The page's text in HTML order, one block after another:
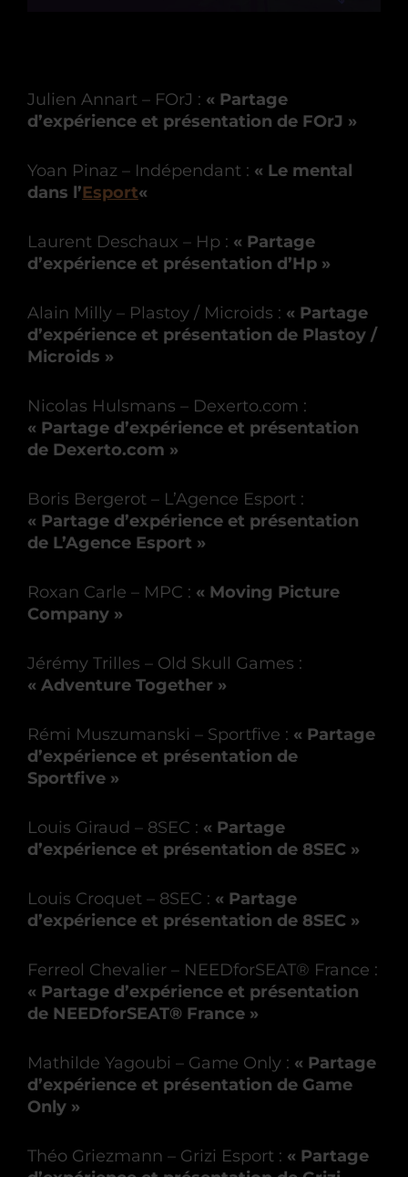
Julien Annart – FOrJ : « Partage
d’expérience et présentation de FOrJ »
Yoan Pinaz – Indépendant : « Le mental
dans l’Esport«
Laurent Deschaux – Hp : « Partage
d’expérience et présentation d’Hp »
Alain Milly – Plastoy / Microids : « Partage
d’expérience et présentation de Plastoy /
Microids »
Nicolas Hulsmans – Dexerto.com :
« Partage d’expérience et présentation
de Dexerto.com »
Boris Bergerot – L’Agence Esport :
« Partage d’expérience et présentation
de L’Agence Esport »
Roxan Carle – MPC : « Moving Picture
Company »
Jérémy Trilles – Old Skull Games :
« Adventure Together »
Rémi Muszumanski – Sportfive : « Partage
d’expérience et présentation de
Sportfive »
Louis Giraud – 8SEC : « Partage
d’expérience et présentation de 8SEC »
Louis Croquet – 8SEC : « Partage
d’expérience et présentation de 8SEC »
Ferreol Chevalier – NEEDforSEAT® France :
« Partage d’expérience et présentation
de NEEDforSEAT® France »
Mathilde Yagoubi – Game Only : « Partage
d’expérience et présentation de Game
Only »
Théo Griezmann – Grizi Esport : « Partage